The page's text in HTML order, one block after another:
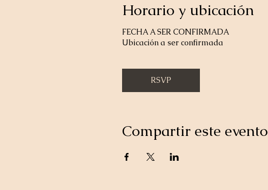
Horario y ubicación
FECHA A SER CONFIRMADA
Ubicación a ser confirmada
RSVP
Compartir este evento